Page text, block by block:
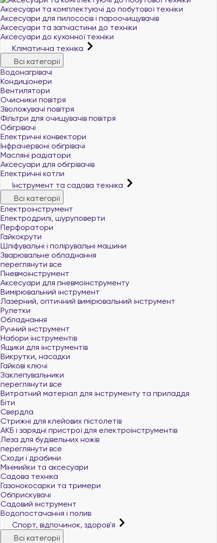
Аксесуари та комплектуючі до побутової техніки
Аксесуари для пилососів і пароочищувачів
Аксесуари та запчастини до техніки
Аксесуари до кухонної техніки
Кліматична техніка
Всі категорії
Водонагрівачі
Кондиціонери
Вентилятори
Очисники повітря
Зволожувачі повітря
Фільтри для очищувачів повітря
Обігрівачі
Електричні конвектори
Інфрачервоні обігрівачі
Масляні радіатори
Аксесуари для обігрівачів
Електричні котли
Інструмент та садова техніка
Всі категорії
Електроінструмент
Електродрилі, шуруповерти
Перфоратори
Гайкокрути
Шліфувальні і полірувальні машини
Зварювальне обладнання
переглянути все
Пневмоінструмент
Аксесуари для пневмоінструменту
Вимірювальний інструмент
Лазерний, оптичний вимірювальний інструмент
Рулетки
Обладнання
Ручний інструмент
Набори інструментів
Ящики для інструментів
Викрутки, насадки
Гайкові ключі
Заклепувальники
переглянути все
Витратний матеріал для інструменту та приладдя
Біти
Свердла
Стрижні для клейових пістолетів
АКБ і зарядні пристрої для електроінструментів
Леза для будівельних ножів
переглянути все
Сходи і драбини
Мінімийки та аксесуари
Садова техніка
Газонокосарки та тримери
Обприскувачі
Садовий інструмент
Водопостачання і полив
Спорт, відпочинок, здоров'я
Всі категорії